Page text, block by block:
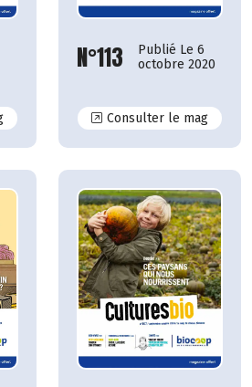
N°114
N°113
Publié Le 6
octobre 2020
Consulter le magN°113